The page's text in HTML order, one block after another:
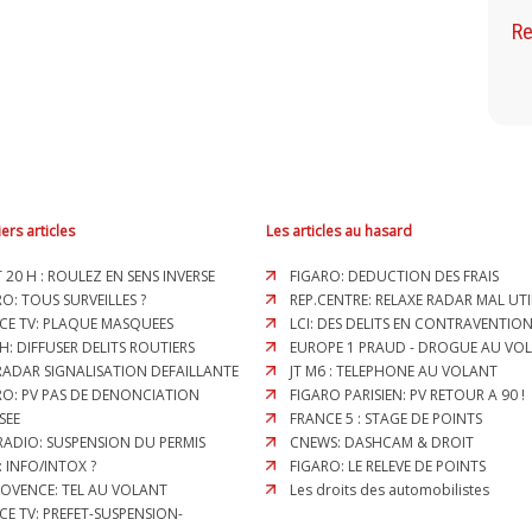
articles
20 H : ROULEZ EN SENS INVERSE
TOUS SURVEILLES ?
TV: PLAQUE MASQUEES
DIFFUSER DELITS ROUTIERS
SIGNALISATION DEFAILLANTE
PV PAS DE DENONCIATION
SUSPENSION DU PERMIS
INFO/INTOX ?
TEL AU VOLANT
TV: PREFET-SUSPENSION-
Les articles au hasard
FIGARO: DEDUCTION DES FRAIS
REP.CENTRE: RELAXE RADAR MAL
LCI: DES DELITS EN
EUROPE 1 PRAUD - DROGUE AU
JT M6 : TELEPHONE AU VOLANT
FIGARO PARISIEN: PV RETOUR A 90 !
FRANCE 5 : STAGE DE POINTS
CNEWS: DASHCAM & DROIT
FIGARO: LE RELEVE DE POINTS
Les droits des automobilistes